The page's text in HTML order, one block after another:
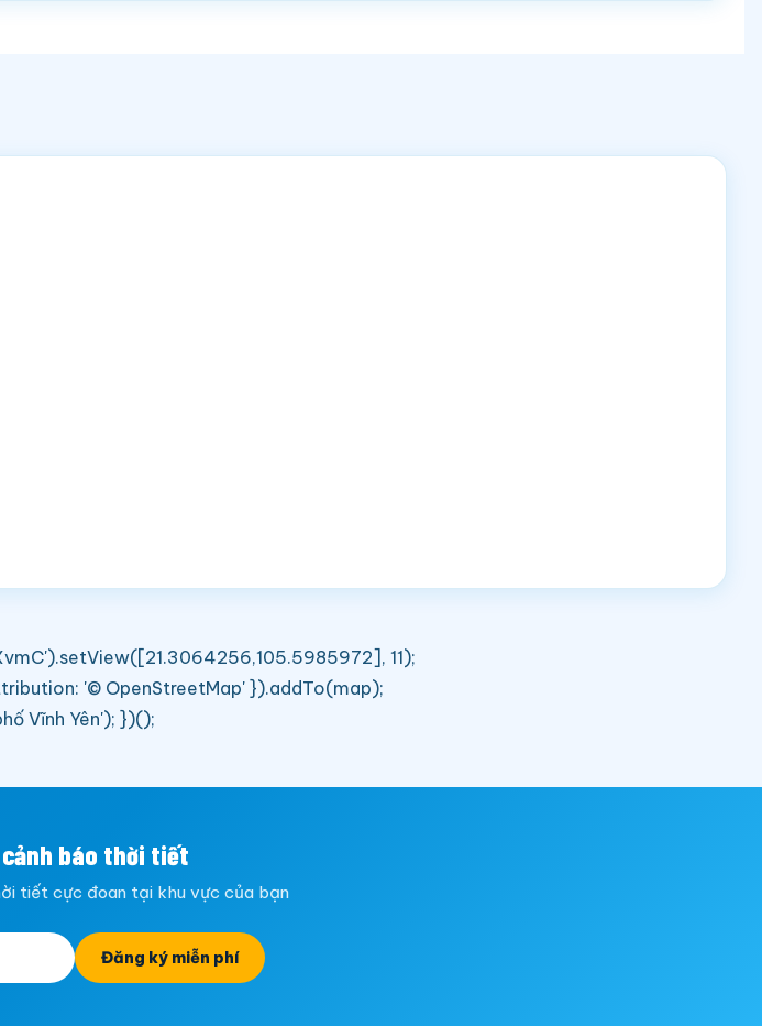
11);
'© OpenStreetMap' }).addTo(map);
Vĩnh Yên'); })();
báo thời tiết
tiết cực đoan tại khu vực của bạn
Đăng ký miễn phí